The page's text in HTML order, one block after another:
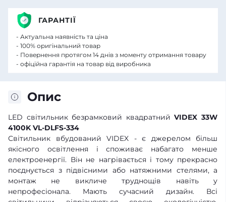
Опис
LED світильник безрамковий квадратнийVIDEX 33W
4100K VL-DLFS-334
Світильник вбудований VIDEX - є джерелом більш
якісного освітлення і споживає набагато менше
електроенергії. Він не нагрівається і тому прекрасно
поєднується з підвісними або натяжними стелями, а
монтаж не викличе труднощів навіть у
непрофесіонала. Мають сучасний дизайн. Всі
ГАРАНТІЇ
- Актуальна наявність та ціна
- 100% оригінальний товар
- Повернення протягом 14 днів з моменту отримання товару
- офіційна гарантія на товар від виробника